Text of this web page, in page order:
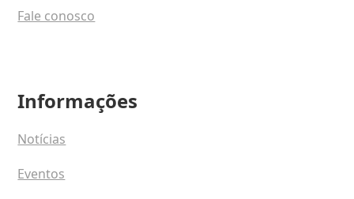
Fale conosco
Informações
Notícias
Eventos